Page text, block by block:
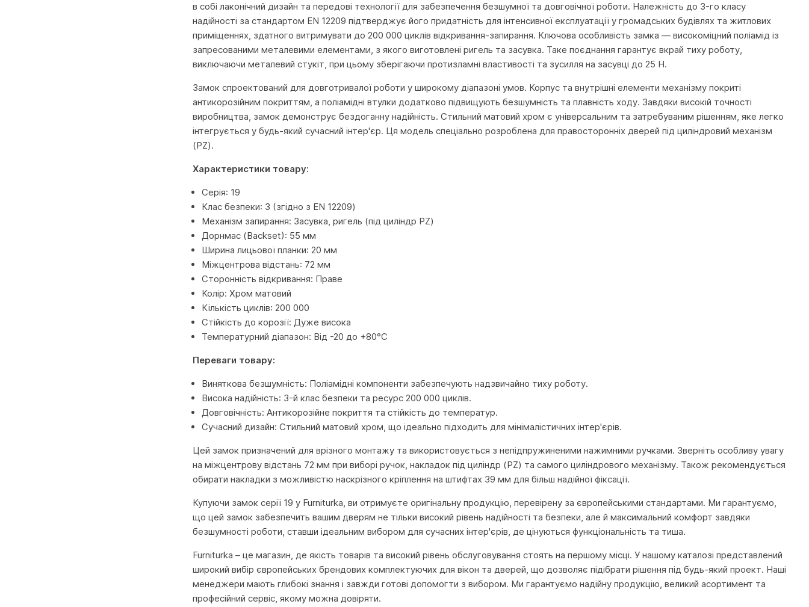
в собі лаконічний дизайн та передові технології для забезпечення безшумної та довговічної роботи. Належність до 3-го класу
надійності за стандартом EN 12209 підтверджує його придатність для інтенсивної експлуатації у громадських будівлях та житлових
приміщеннях, здатного витримувати до 200 000 циклів відкривання-запирання. Ключова особливість замка — високоміцний поліамід із
запресованими металевими елементами, з якого виготовлені ригель та засувка. Таке поєднання гарантує вкрай тиху роботу,
виключаючи металевий стукіт, при цьому зберігаючи протизламні властивості та зусилля на засувці до 25 Н.
Замок спроектований для довготривалої роботи у широкому діапазоні умов. Корпус та внутрішні елементи механізму покриті
антикорозійним покриттям, а поліамідні втулки додатково підвищують безшумність та плавність ходу. Завдяки високій точності
виробництва, замок демонструє бездоганну надійність. Стильний матовий хром є універсальним та затребуваним рішенням, яке легко
інтегрується у будь-який сучасний інтер'єр. Ця модель спеціально розроблена для правосторонніх дверей під циліндровий механізм
(PZ).
Характеристики товару:
Серія: 19
Клас безпеки: 3 (згідно з EN 12209)
Механізм запирання: Засувка, ригель (під циліндр PZ)
Дорнмас (Backset): 55 мм
Ширина лицьової планки: 20 мм
Міжцентрова відстань: 72 мм
Сторонність відкривання: Праве
Колір: Хром матовий
Кількість циклів: 200 000
Стійкість до корозії: Дуже висока
Температурний діапазон: Від -20 до +80°С
Переваги товару:
Виняткова безшумність: Поліамідні компоненти забезпечують надзвичайно тиху роботу.
Висока надійність: 3-й клас безпеки та ресурс 200 000 циклів.
Довговічність: Антикорозійне покриття та стійкість до температур.
Сучасний дизайн: Стильний матовий хром, що ідеально підходить для мінімалістичних інтер'єрів.
Цей замок призначений для врізного монтажу та використовується з непідпружиненими нажимними ручками. Зверніть особливу увагу
на міжцентрову відстань 72 мм при виборі ручок, накладок під циліндр (PZ) та самого циліндрового механізму. Також рекомендується
обирати накладки з можливістю наскрізного кріплення на штифтах 39 мм для більш надійної фіксації.
Купуючи замок серії 19 у Furniturka, ви отримуєте оригінальну продукцію, перевірену за європейськими стандартами. Ми гарантуємо,
що цей замок забезпечить вашим дверям не тільки високий рівень надійності та безпеки, але й максимальний комфорт завдяки
безшумності роботи, ставши ідеальним вибором для сучасних інтер'єрів, де цінуються функціональність та тиша.
Furniturka – це магазин, де якість товарів та високий рівень обслуговування стоять на першому місці. У нашому каталозі представлений
широкий вибір європейських брендових комплектуючих для вікон та дверей, що дозволяє підібрати рішення під будь-який проект. Наші
менеджери мають глибокі знання і завжди готові допомогти з вибором. Ми гарантуємо надійну продукцію, великий асортимент та
професійний сервіс, якому можна довіряти.